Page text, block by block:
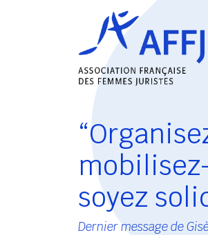
soyez
Dernier message de